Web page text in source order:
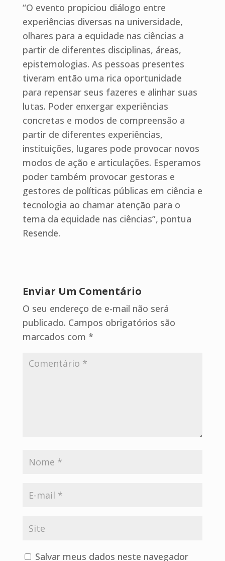
“O evento propiciou diálogo entre
experiências diversas na universidade,
olhares para a equidade nas ciências a
partir de diferentes disciplinas, áreas,
epistemologias. As pessoas presentes
tiveram então uma rica oportunidade
para repensar seus fazeres e alinhar suas
lutas. Poder enxergar experiências
concretas e modos de compreensão a
partir de diferentes experiências,
instituições, lugares pode provocar novos
modos de ação e articulações. Esperamos
poder também provocar gestoras e
gestores de políticas públicas em ciência e
tecnologia ao chamar atenção para o
tema da equidade nas ciências”, pontua
Resende.
Enviar Um Comentário
O seu endereço de e-mail não será
publicado. Campos obrigatórios são
marcados com *
Salvar meus dados neste navegador